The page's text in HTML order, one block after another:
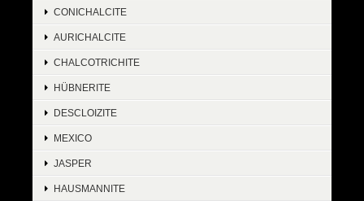
CONICHALCITE
AURICHALCITE
CHALCOTRICHITE
HÜBNERITE
DESCLOIZITE
MEXICO
JASPER
HAUSMANNITE